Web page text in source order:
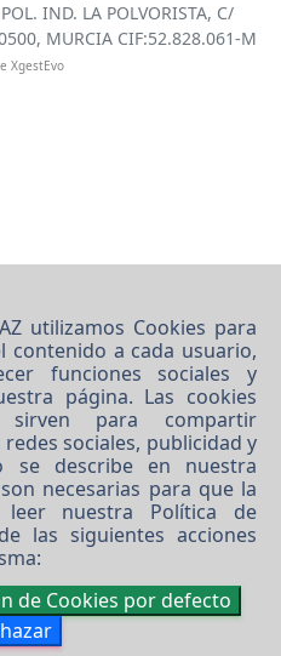
IND. LA POLVORISTA, C/
MURCIA CIF:52.828.061-M
XgestEvo
utilizamos Cookies para
contenido a cada usuario,
funciones sociales y
página. Las cookies
para compartir
sociales, publicidad y
se describe en nuestra
necesarias para que la
leer nuestra Política de
las siguientes acciones
de Cookies por defecto